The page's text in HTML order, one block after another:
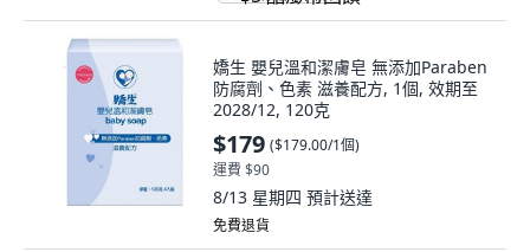
嬌生 嬰兒溫和潔膚皂 無添加Paraben
防腐劑、色素 滋養配方, 1個, 效期至
2028/12, 120克
$179 ($179.00/1個)
運費 $90
8/13 星期四 預計送達
免費退貨